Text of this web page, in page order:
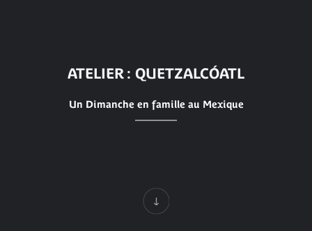
ATELIER : QUETZALCÓATL
Un Dimanche en famille au Mexique